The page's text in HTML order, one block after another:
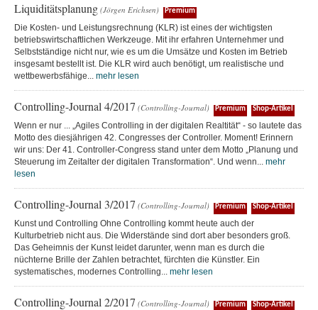
Liquiditätsplanung (Jörgen Erichsen) Premium
Die Kosten- und Leistungsrechnung (KLR) ist eines der wichtigsten
betriebswirtschaftlichen Werkzeuge. Mit ihr erfahren Unternehmer und
Selbstständige nicht nur, wie es um die Umsätze und Kosten im Betrieb
insgesamt bestellt ist. Die KLR wird auch benötigt, um realistische und
wettbewerbsfähige... mehr lesen
Controlling-Journal 4/2017 (Controlling-Journal) Premium Shop-Artikel
Wenn er nur ... „Agiles Controlling in der digitalen Realtität“ - so lautete das
Motto des diesjährigen 42. Congresses der Controller. Moment! Erinnern
wir uns: Der 41. Controller-Congress stand unter dem Motto „Planung und
Steuerung im Zeitalter der digitalen Transformation“. Und wenn... mehr
lesen
Controlling-Journal 3/2017 (Controlling-Journal) Premium Shop-Artikel
Kunst und Controlling Ohne Controlling kommt heute auch der
Kulturbetrieb nicht aus. Die Widerstände sind dort aber besonders groß.
Das Geheimnis der Kunst leidet darunter, wenn man es durch die
nüchterne Brille der Zahlen betrachtet, fürchten die Künstler. Ein
systematisches, modernes Controlling... mehr lesen
Controlling-Journal 2/2017 (Controlling-Journal) Premium Shop-Artikel